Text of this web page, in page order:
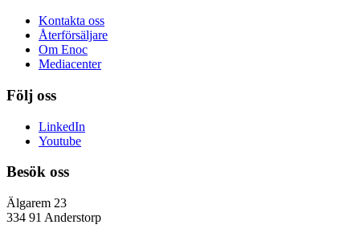
Kontakta oss
Återförsäljare
Om Enoc
Mediacenter
Följ oss
LinkedIn
Youtube
Besök oss
Älgarem 23
334 91 Anderstorp